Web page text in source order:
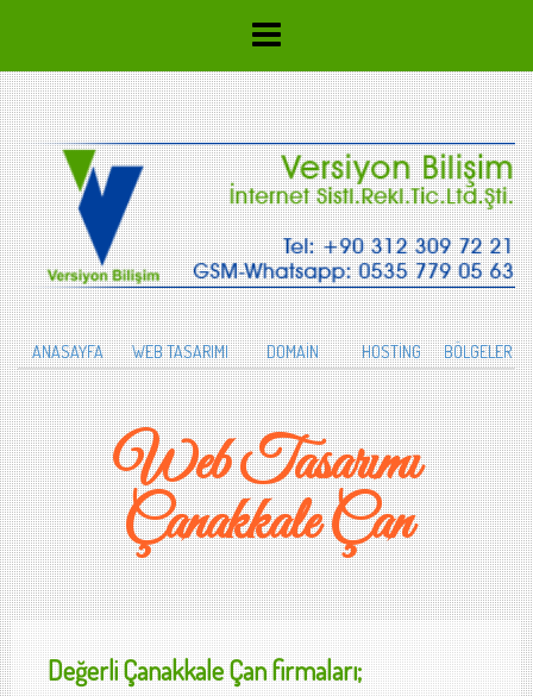
ANASAYFA WEB TASARIMI DOMAİN HOSTİNG BÖLGELER
Web Tasarımı
Çanakkale Çan
DeğerliÇanakkale Çanfirmaları;